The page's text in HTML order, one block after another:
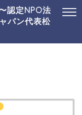
認定NPO法
パン代表松